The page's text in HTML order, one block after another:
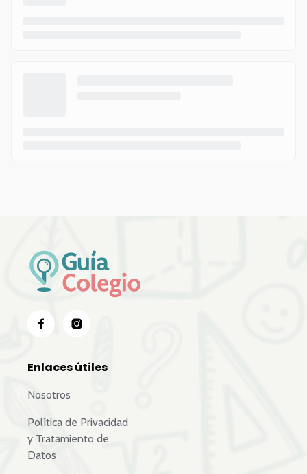
Enlaces útiles
Nosotros
Política de Privacidad
y Tratamiento de
Datos